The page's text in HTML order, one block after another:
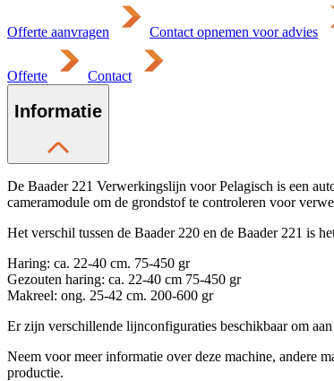
Offerte aanvragen Contact opnemen voor advies
Offerte Contact
Informatie
De Baader 221 Verwerkingslijn voor Pelagisch is een
cameramodule om de grondstof te controleren voor
Het verschil tussen de Baader 220 en de Baader 221 is
Haring: ca. 22-40 cm. 75-450 gr
Gezouten haring: ca. 22-40 cm 75-450 gr
Makreel: ong. 25-42 cm. 200-600 gr
Er zijn verschillende lijnconfiguraties beschikbaar om
Neem voor meer informatie over deze machine, andere
productie.